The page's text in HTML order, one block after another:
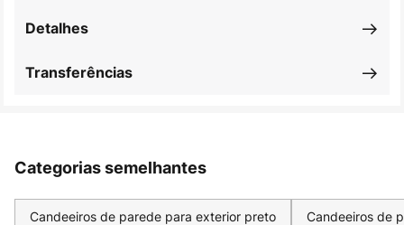
Detalhes
Transferências
Categorias semelhantes
Candeeiros de parede para exterior preto Candeeiros de